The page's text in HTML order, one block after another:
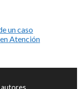
un caso
Atención